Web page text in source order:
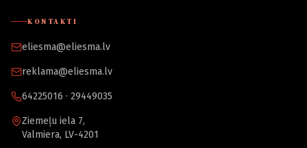
KONTAKTI
eliesma@eliesma.lv
reklama@eliesma.lv
64225016 · 29449035
Ziemeļu iela 7,
Valmiera, LV-4201